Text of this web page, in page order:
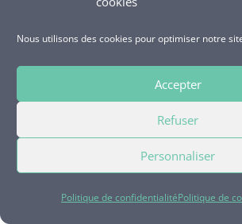
Nous utilisons des cookies pour optimiser notre
Accepter
Refuser
Personnaliser
Politique de confidentialitéPolitique de
Conclusion
La lettre de mise en demeure
travaux ou dégâts des eaux est
juridique efficace pour obtenir une
intervention rapide en cas de
lettre recommandée, elle